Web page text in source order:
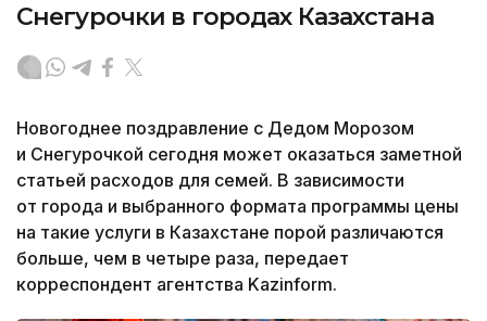
Снегурочки в городах Казахстана
Новогоднее поздравление с Дедом Морозом
и Снегурочкой сегодня может оказаться заметной
статьей расходов для семей. В зависимости
от города и выбранного формата программы цены
на такие услуги в Казахстане порой различаются
больше, чем в четыре раза, передает
корреспондент агентства Kazinform.